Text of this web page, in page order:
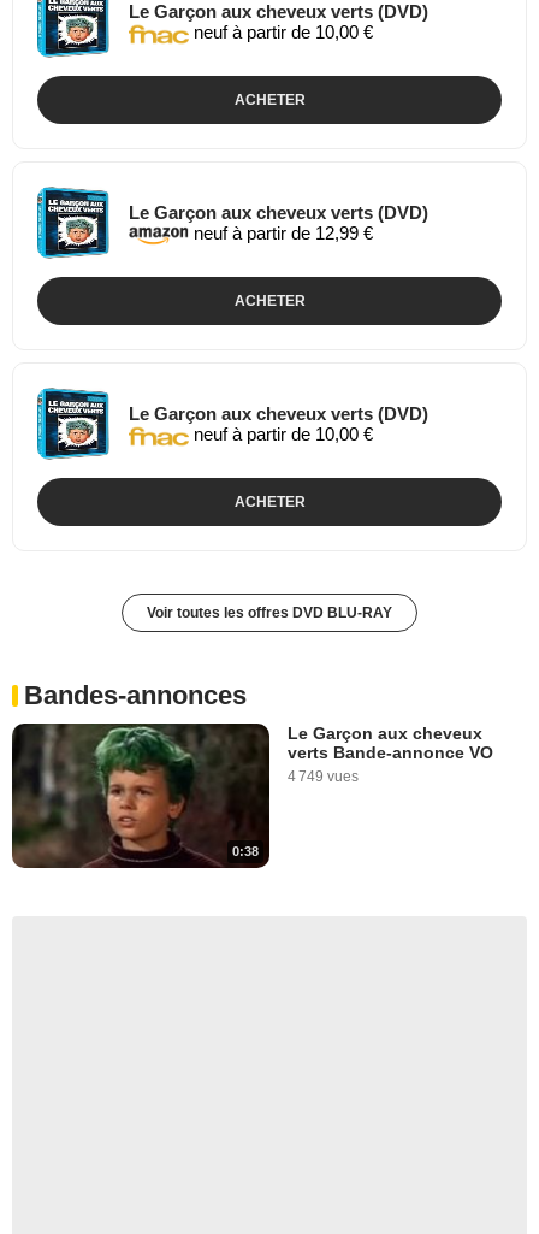
Le Garçon aux cheveux verts (DVD)
neuf à partir de 10,00 €
ACHETER
Le Garçon aux cheveux verts (DVD)
neuf à partir de 12,99 €
ACHETER
Le Garçon aux cheveux verts (DVD)
neuf à partir de 10,00 €
ACHETER
Voir toutes les offres DVD BLU-RAY
Bandes-annonces
0:38
Le Garçon aux cheveux
verts Bande-annonce VO
4 749 vues